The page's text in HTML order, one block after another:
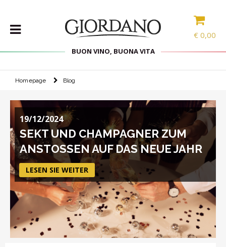
€ 0,00
BUON VINO, BUONA VITA
WEINE
DELIKATESSEN
PROBIERPAKETE
SPIRITOUSEN
ZUBEHÖR
INTERNATIONALE
AUSWAHL
ANGEBOTE
BLOG
Homepage Blog
19/12/2024
SEKT UND CHAMPAGNER ZUM
ANSTOSSEN AUF DAS NEUE JAHR
LESEN SIE WEITER